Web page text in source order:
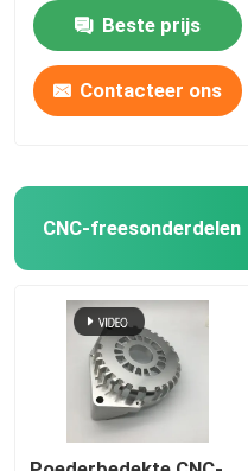
Beste prijs
Contacteer ons
CNC-freesonderdelen